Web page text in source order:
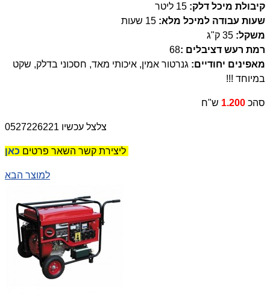
קיבולת מיכל דלק:
שעות עבודה למיכל מלא:
משקל:
רמת רעש דציבלים :68
מאפינים יחודיים: גנרטור אמין, איכותי מאד, חסכוני בדלק, שקט
במיוחד !!!
סהכ 1.200 ש"ח
ליצירת קשר השאר פרטים
למוצר הבא